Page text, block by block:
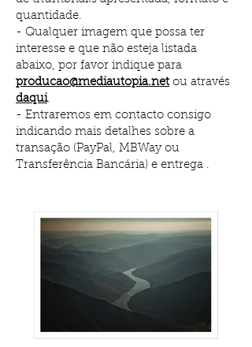
quantidade.
- Qualquer imagem que possa ter
interesse e que não esteja listada
abaixo, por favor indique para
producao@mediautopia.net ou através
daqui.
- Entraremos em contacto consigo
indicando mais detalhes sobre a
transação (PayPal, MBWay ou
Transferência Bancária) e entrega .